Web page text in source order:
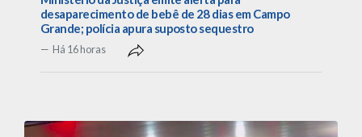
desaparecimento de bebê de 28 dias em Campo
Grande; polícia apura suposto sequestro
Há 16 horas